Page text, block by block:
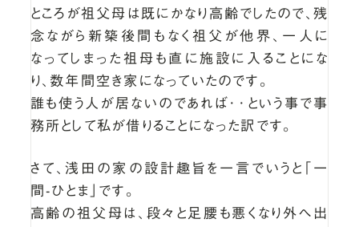
ところが祖父母は既にかなり高齢でしたので、残
念ながら新築後間もなく祖父が他界、一人に
なってしまった祖母も直に施設に入ることにな
り、数年間空き家になっていたのです。
誰も使う人が居ないのであれば･･という事で事
務所として私が借りることになった訳です。
さて、浅田の家の設計趣旨を一言でいうと「一
間-ひとま」です。
高齢の祖父母は、段々と足腰も悪くなり外へ出